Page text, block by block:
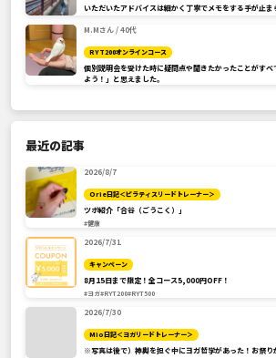
いただいたアドバイスは細かく丁寧でメモをする手が止ま
M.Mさん / 40代
RYT200オンラインコース
個別説明会を受けた時に疑問点や聞きたかったことがす
よう！」と思えました。
最近の記事
2026/8/7
Orie日記＜ピラティスリードトレーナー＞
ツボ紹介「合谷（ごうこく）」
#健康
2026/7/31
キャンペーン
8月15日まで限定！全コース5,000円OFF！
#ヨガ#RYT200#RYT500
2026/7/30
Mio日記＜ヨガリードトレーナー＞
※写真は後で）神輿を担ぐ中にヨガ哲学があった！お祭り